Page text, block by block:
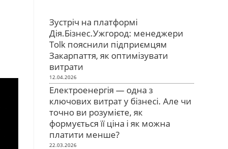
Зустріч на платформі
Дія.Бізнес.Ужгород: менеджери
Tolk пояснили підприємцям
Закарпаття, як оптимізувати
витрати
12.04.2026
Електроенергія — одна з
ключових витрат у бізнесі. Але чи
точно ви розумієте, як
формується її ціна і як можна
платити менше?
22.03.2026